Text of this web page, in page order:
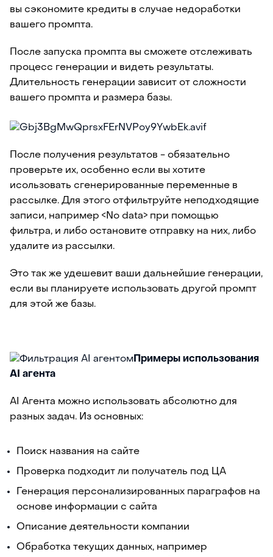
вы сэкономите кредиты в случае недоработки
вашего промпта.
После запуска промпта вы сможете отслеживать
процесс генерации и видеть результаты.
Длительность генерации зависит от сложности
вашего промпта и размера базы.
После получения результатов - обязательно
проверьте их, особенно если вы хотите
исользовать сгенерированные переменные в
рассылке. Для этого отфильтруйте неподходящие
записи, например <No data> при помощью
фильтра, и либо остановите отправку на них, либо
удалите из рассылки.
Это так же удешевит ваши дальнейшие генерации,
если вы планируете использовать другой промпт
для этой же базы.
Примеры использования
AI агента
AI Агента можно использовать абсолютно для
разных задач. Из основных:
Поиск названия на сайте
Проверка подходит ли получатель под ЦА
Генерация персонализированных параграфов на
основе информации с сайта
Описание деятельности компании
Обработка текущих данных, например